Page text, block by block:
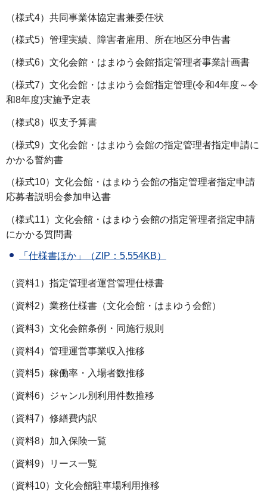
（様式4）共同事業体協定書兼委任状
（様式5）管理実績、障害者雇用、所在地区分申告書
（様式6）文化会館・はまゆう会館指定管理者事業計画書
（様式7）文化会館・はまゆう会館指定管理(令和4年度～令
和8年度)実施予定表
（様式8）収支予算書
（様式9）文化会館・はまゆう会館の指定管理者指定申請に
かかる誓約書
（様式10）文化会館・はまゆう会館の指定管理者指定申請
応募者説明会参加申込書
（様式11）文化会館・はまゆう会館の指定管理者指定申請
にかかる質問書
「仕様書ほか」（ZIP：5,554KB）
（資料1）指定管理者運営管理仕様書
（資料2）業務仕様書（文化会館・はまゆう会館）
（資料3）文化会館条例・同施行規則
（資料4）管理運営事業収入推移
（資料5）稼働率・入場者数推移
（資料6）ジャンル別利用件数推移
（資料7）修繕費内訳
（資料8）加入保険一覧
（資料9）リース一覧
（資料10）文化会館駐車場利用推移